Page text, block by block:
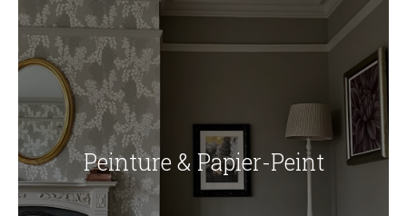
Peinture & Papier-Peint